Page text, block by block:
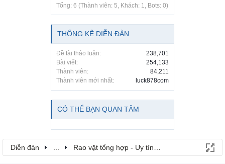
Tổng: 6 (Thành viên: 5, Khách: 1, Bots: 0)
THỐNG KÊ DIỄN ĐÀN
Đề tài thảo luận:
238,701
Bài viết:
254,133
Thành viên:
84,211
Thành viên mới nhất:
luck878com
CÓ THỂ BẠN QUAN TÂM
Diễn đàn Rao vặt tổng hợp - Uy tín - Miễn phí